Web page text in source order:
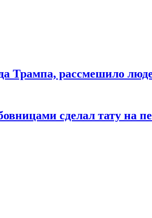
Трампа, рассмешило
сделал тату на